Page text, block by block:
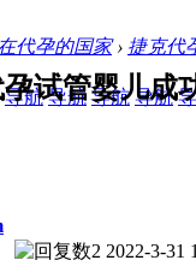
代孕的国家 › 捷克代
导航 导航 导航 导航
试管婴儿成
2 2022-3-31